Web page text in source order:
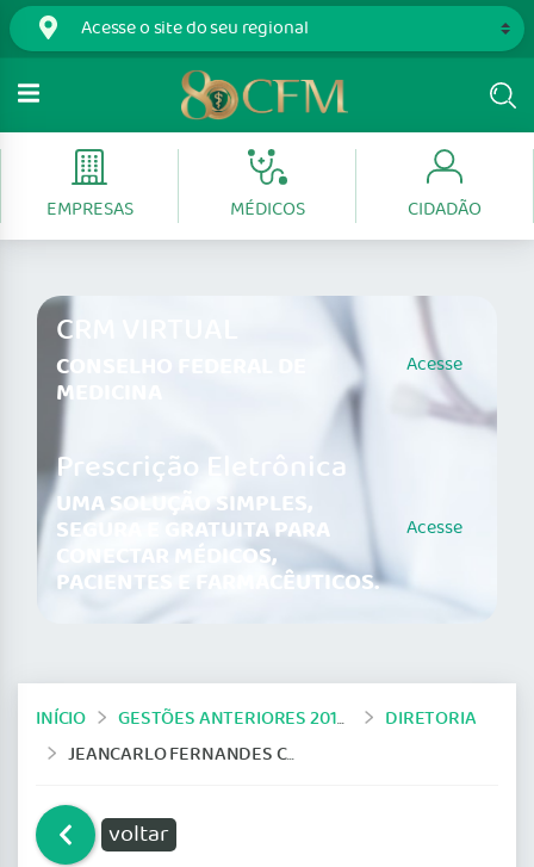
EMPRESAS MÉDICOS CIDADÃO
CRM VIRTUAL
CONSELHO FEDERAL DE
MEDICINA
Acesse
Prescrição Eletrônica
UMA SOLUÇÃO SIMPLES,
SEGURA E GRATUITA PARA
CONECTAR MÉDICOS,
PACIENTES E FARMACÊUTICOS.
Acesse
INÍCIO GESTÕES ANTERIORES 2019-2024
DIRETORIA
JEANCARLO FERNANDES CAVALCANTE
voltar